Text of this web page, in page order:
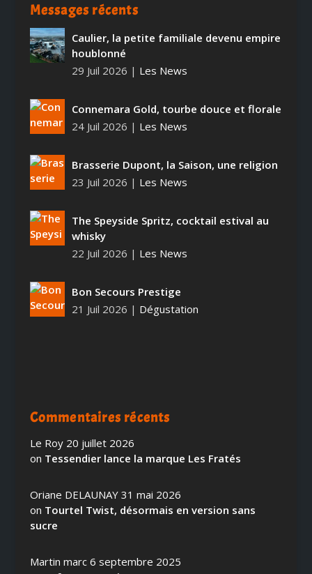
Messages récents
Caulier, la petite familiale devenu empire
houblonné
29 Juil 2026 | Les News
Connemara Gold, tourbe douce et florale
24 Juil 2026 | Les News
Brasserie Dupont, la Saison, une religion
23 Juil 2026 | Les News
The Speyside Spritz, cocktail estival au
whisky
22 Juil 2026 | Les News
Bon Secours Prestige
21 Juil 2026 | Dégustation
Commentaires récents
Le Roy 20 juillet 2026
on Tessendier lance la marque Les Fratés
Oriane DELAUNAY 31 mai 2026
on Tourtel Twist, désormais en version sans
sucre
Martin marc 6 septembre 2025